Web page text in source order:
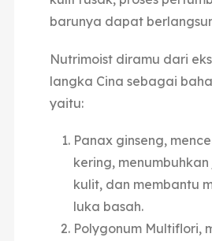
barunya dapat
Nutrimoist diramu dari
langka Cina sebagai
yaitu:
Panax ginseng,
kering,
kulit, dan membantu
luka basah.
Polygonum Multiflori,